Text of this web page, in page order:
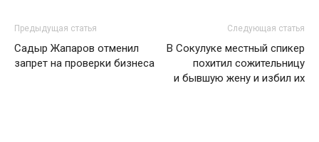
Предыдущая статья
Садыр Жапаров отменил
запрет на проверки бизнеса
Следующая статья
В Сокулуке местный спикер
похитил сожительницу
и бывшую жену и избил их